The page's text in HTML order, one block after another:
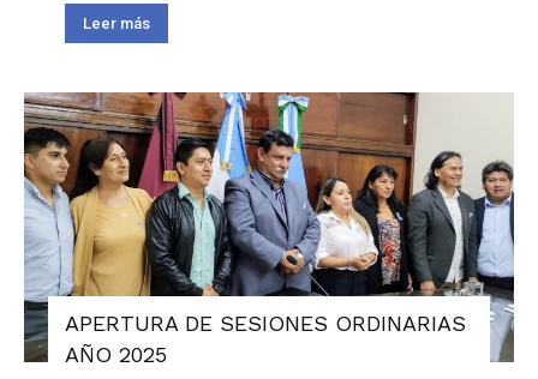
Leer más
APERTURA DE SESIONES ORDINARIAS
AÑO 2025